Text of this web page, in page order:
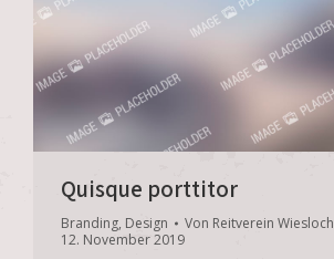
Quisque porttitor
Branding, Design Von Reitverein Wiesloch
12. November 2019